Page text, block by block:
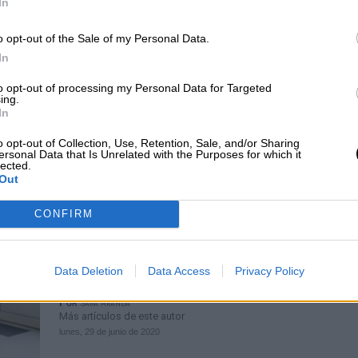
opt-out of the Sale of my Personal Data.
opt-out of processing my Personal Data for Targeted
opt-out of Collection, Use, Retention, Sale, and/or Sharing
Data that Is Unrelated with the Purposes for which it
CONFIRM
Data Deletion Data Access Privacy Policy
el COVID-19 no terminará el 11 de
martes, 14 de abril de 2020
Anne Hidalgo y los verdes
las municipales francesas y el
PorSara Aranda
Más artículos de este autor
lunes, 29 de junio de 2020